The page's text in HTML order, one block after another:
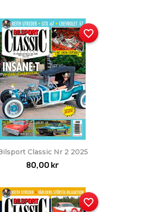
Classic Nr 2 2025
80,00 kr
favorite_border
favorite_border